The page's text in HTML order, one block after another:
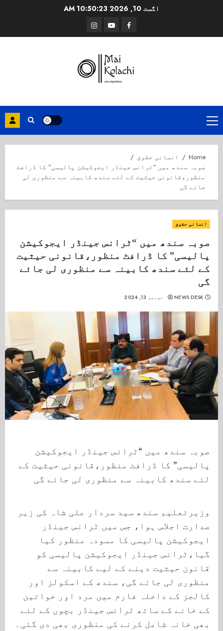
اگست 10, 2026 10:50:24 AM
Facebook
Youtube
Instagram
Primary
Menu
Home
انسانی حقوق
صوبہ سندھ میں “ٹرانس جینڈر ایجوکیشن پالیسی” کا ڈرافٹ
منظور،قانونی حیثیت کے لئے سندھ کابینہ سے منظوری لی
جائے گی
انسانی حقوق
صوبہ سندھ میں “ٹرانس جینڈر ایجوکیشن
پالیسی” کا ڈرافٹ منظور،قانونی حیثیت
کے لئے سندھ کابینہ سے منظوری لی جائے
گی
NEWS DESK نومبر 13, 2024
صوبہ سندھ میں “ٹرانس جینڈر ایجوکیشن
پالیسی” کا ڈرافٹ منظور،قانونی حیثیت کے
لئے سندھ کابینہ سے منظوری لی جائے گی
وزیرتعلیم سندھ سید سردار علی شاہ کی زیر
صدارت اجلاس ہوا، جس میں ٹرانس جینڈر
ایجوکیشن پالیسی کا مسودہ منظور کیا
گیا،ٹرانس جینڈر ایجوکیشن پالیسی کو
قانون حیثیت دینے کے لیے کابینہ سے
منظوری لی جائے گی، سندھ کے اسکولز اور
کالجز کے داخلہ فارم میں مرد اور خواتین
کے خانے کے ساتھ ٹرانس جینڈر بچوں کے لئے
بھی خانہ شامل کرنے کی منظوری بھی دی گئی۔